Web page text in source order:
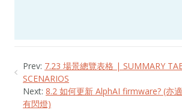
Prev: 7.23 場景總覽表格 | SUMMARY
SCENARIOS
Next: 8.2 如何更新 AlphAI firmware? (亦
有閃燈)